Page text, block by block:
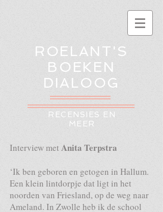
ROELANT'S
BOEKEN
DIALOOG
RECENSIES EN
MEER
Interview met Anita Terpstra
‘Ik ben geboren en getogen in Hallum.
Een klein lintdorpje dat ligt in het
noorden van Friesland, op de weg naar
Ameland. In Zwolle heb ik de school